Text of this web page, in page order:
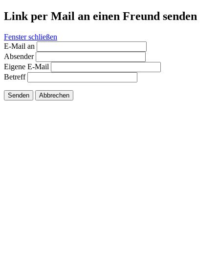
Link per Mail an einen Freund senden
Fenster schließen
E-Mail an
Absender
Eigene E-Mail
Betreff
Senden Abbrechen